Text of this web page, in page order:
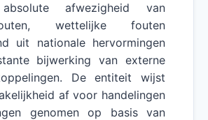
afwezigheid van
wettelijke fouten
uit nationale hervormingen
bijwerking van externe
De entiteit wijst
af voor handelingen
genomen op basis van